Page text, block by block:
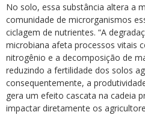
No solo, essa substância altera a
comunidade de microrganismos
ciclagem de nutrientes. “A
microbiana afeta processos vitais
nitrogênio e a decomposição de
reduzindo a fertilidade dos solos
consequentemente, a
gera um efeito cascata na cadeia
impactar diretamente os